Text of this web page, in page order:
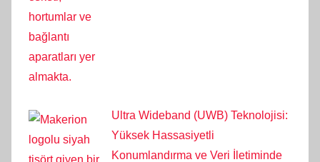
Ultra Wideband (UWB) Teknolojisi:
Yüksek Hassasiyetli
Konumlandırma ve Veri İletiminde